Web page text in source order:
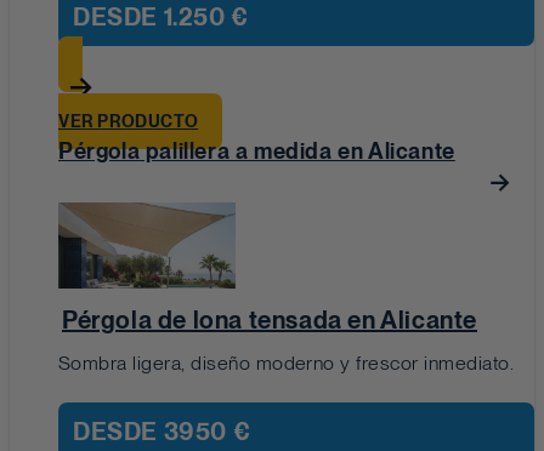
DESDE 1.250 €
VER PRODUCTO
Pérgola palillera a medida en Alicante
Pérgola de lona tensada en Alicante
Sombra ligera, diseño moderno y frescor inmediato.
DESDE 3950 €